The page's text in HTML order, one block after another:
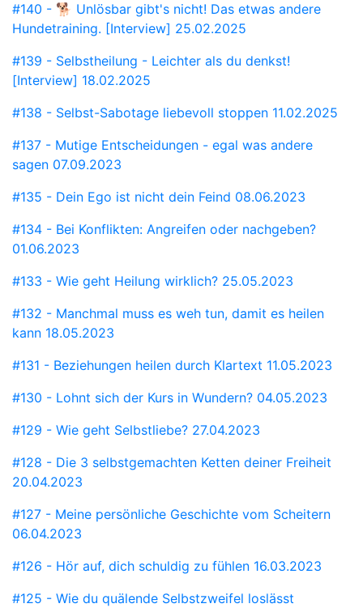
#140 - 🐕 Unlösbar gibt's nicht! Das etwas andere
Hundetraining. [Interview] 25.02.2025
#139 - Selbstheilung - Leichter als du denkst!
[Interview] 18.02.2025
#138 - Selbst-Sabotage liebevoll stoppen 11.02.2025
#137 - Mutige Entscheidungen - egal was andere
sagen 07.09.2023
#135 - Dein Ego ist nicht dein Feind 08.06.2023
#134 - Bei Konflikten: Angreifen oder nachgeben?
01.06.2023
#133 - Wie geht Heilung wirklich? 25.05.2023
#132 - Manchmal muss es weh tun, damit es heilen
kann 18.05.2023
#131 - Beziehungen heilen durch Klartext 11.05.2023
#130 - Lohnt sich der Kurs in Wundern? 04.05.2023
#129 - Wie geht Selbstliebe? 27.04.2023
#128 - Die 3 selbstgemachten Ketten deiner Freiheit
20.04.2023
#127 - Meine persönliche Geschichte vom Scheitern
06.04.2023
#126 - Hör auf, dich schuldig zu fühlen 16.03.2023
#125 - Wie du quälende Selbstzweifel loslässt